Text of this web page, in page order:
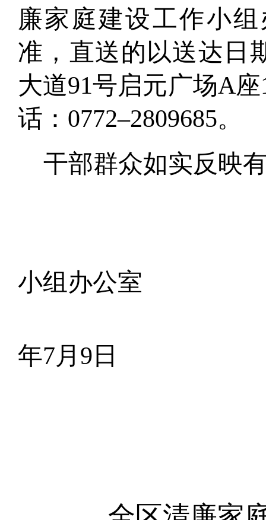
廉家庭建设工作小
准，直送的以送达日
大道91号启元广场A座
话： 0772–2809685。
干部群众如实反映
小组办公室
年7月 9 日